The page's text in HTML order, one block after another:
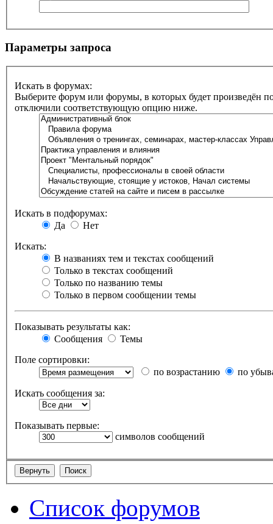
Параметры запроса
Искать в форумах:
Выберите форум или форумы, в которых будет произведён
отключили соответствующую опцию ниже.
Искать в подфорумах:
Да
Нет
Искать:
В названиях тем и текстах сообщений
Только в текстах сообщений
Только по названию темы
Только в первом сообщении темы
Показывать результаты как:
Сообщения
Темы
Поле сортировки:
по возрастанию
по
Искать сообщения за:
Показывать первые:
символов сообщений
Список форумов